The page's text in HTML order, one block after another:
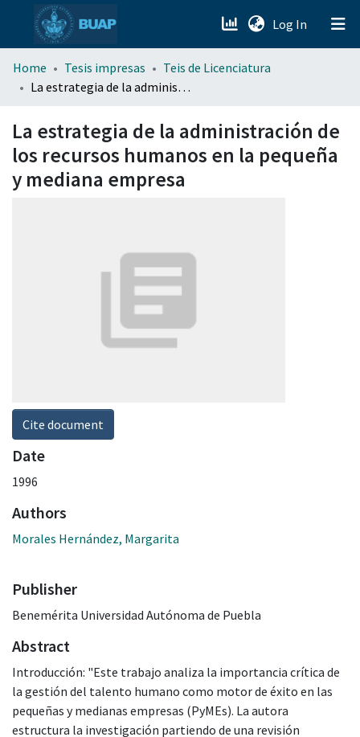
Log In (current)
menu.section.about_menu
Home Tesis impresas
Teis de Licenciatura
La estrategia de la administración de los recursos humanos en la pequeña y mediana empresa
La estrategia de la administración de
los recursos humanos en la pequeña
y mediana empresa
Cite document
Date
1996
Authors
Morales Hernández, Margarita
Publisher
Benemérita Universidad Autónoma de Puebla
Abstract
Introducción: "Este trabajo analiza la importancia crítica de
la gestión del talento humano como motor de éxito en las
pequeñas y medianas empresas (PyMEs). La autora
estructura la investigación partiendo de una revisión